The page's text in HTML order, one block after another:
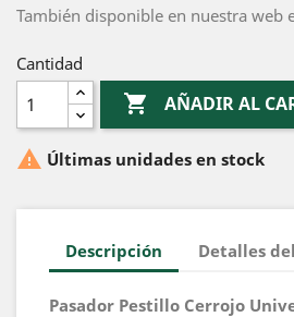
También disponible en nuestra web
Cantidad
 AÑADIR AL
 Últimas unidades en stock
Descripción Detalles
Pasador Pestillo Cerrojo